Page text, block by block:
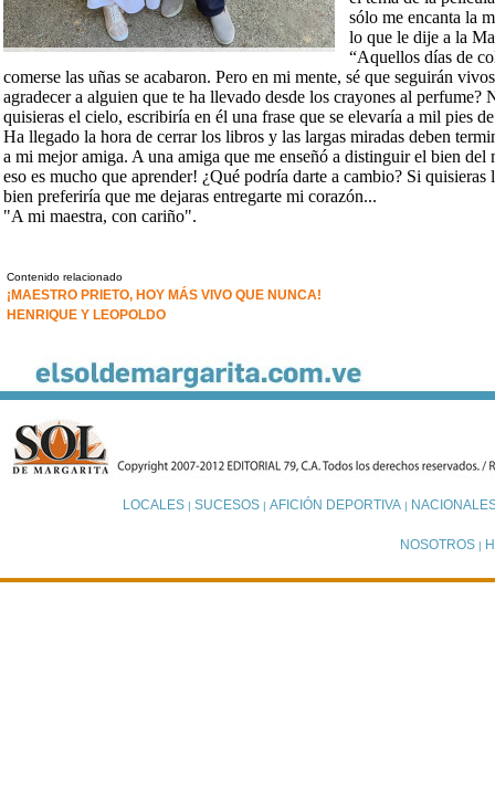
sólo me encanta la
lo que le dije a la
“Aquellos días de
comerse las uñas se acabaron. Pero en mi mente, sé que seguirán
agradecer a alguien que te ha llevado desde los crayones al perfume?
quisieras el cielo, escribiría en él una frase que se elevaría a mil pies
Ha llegado la hora de cerrar los libros y las largas miradas deben
a mi mejor amiga. A una amiga que me enseñó a distinguir el bien
eso es mucho que aprender! ¿Qué podría darte a cambio? Si
bien preferiría que me dejaras entregarte mi corazón...
"A mi maestra, con cariño".
Contenido relacionado
¡MAESTRO PRIETO, HOY MÁS VIVO QUE NUNCA!
HENRIQUE Y LEOPOLDO
LOCALES| SUCESOS| AFICIÓN DEPORTIVA|
NOSOTROS |